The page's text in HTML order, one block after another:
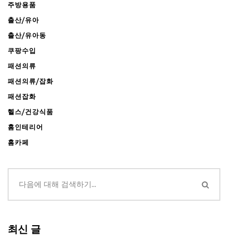
주방용품
출산/유아
출산/유아동
쿠팡수입
패션의류
패션의류/잡화
패션잡화
헬스/건강식품
홈인테리어
홈카페
최신 글